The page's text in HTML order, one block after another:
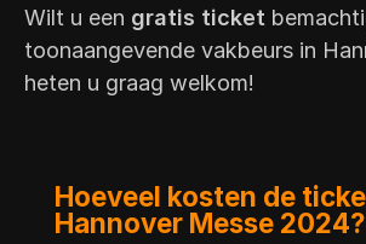
Wilt u een gratis ticket
toonaangevende vakbeurs in
heten u graag welkom!
Hoeveel kosten de
Hannover Messe 2024?